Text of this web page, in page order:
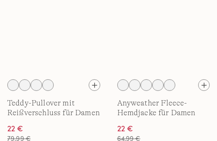
Teddy-Pullover mit
Reißverschluss für Damen
22 €
79,99 €
Anyweather Fleece-
Hemdjacke für Damen
22 €
64,99 €